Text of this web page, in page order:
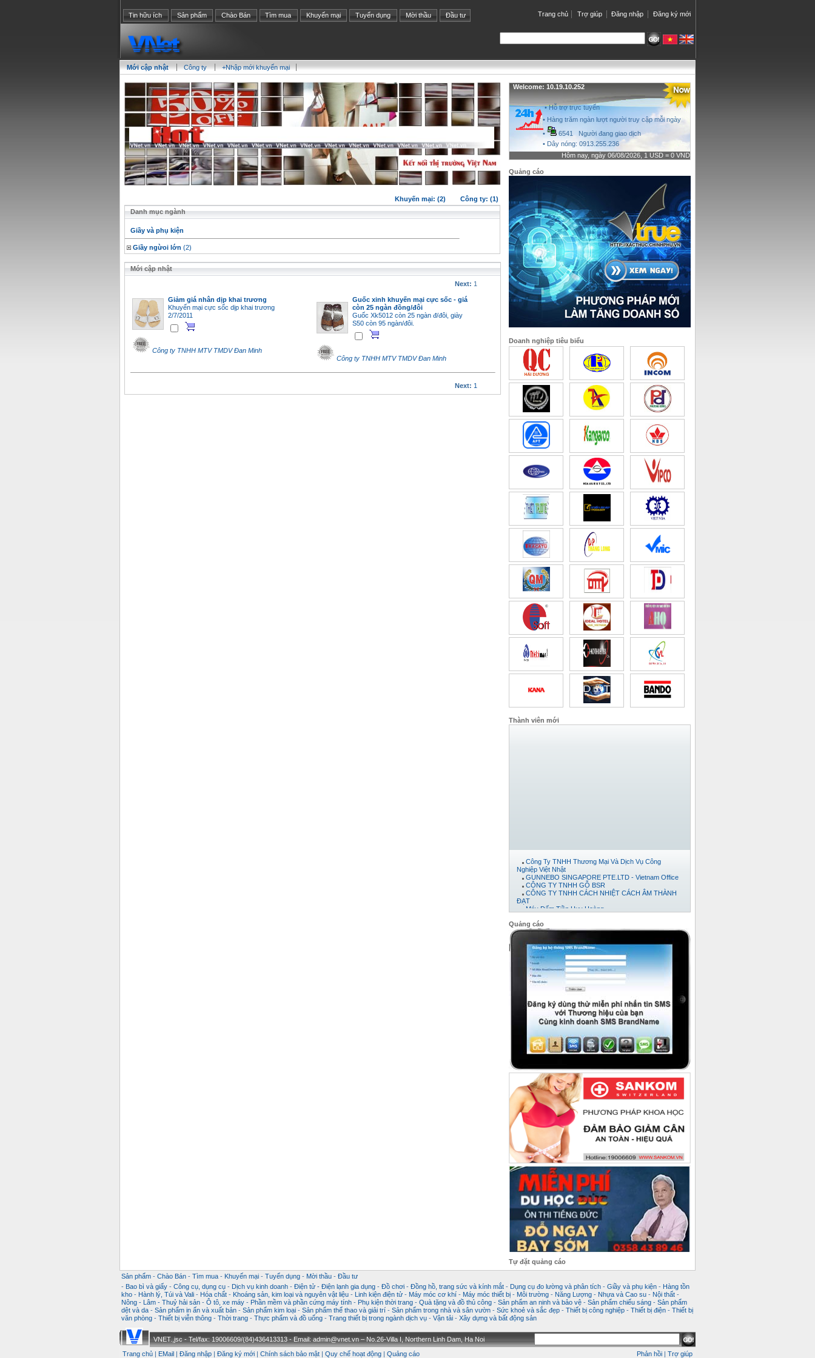
Trang chủ Trợ giúp Đăng nhập Đăng ký mới
Tin hữu ích Sản phẩm Chào Bán Tìm mua Khuyến mại Tuyển dụng Mời thầu Đầu tư
Mới cập nhật Công ty +Nhập mới khuyến mại
Khuyến mại: (2)
Công ty: (1)
Danh mục ngành
Giầy và phụ kiện
Giầy ngừoi lớn (2)
Mới cập nhật
Next: 1
Giảm giá nhân dịp khai trương
Khuyến mại cực sốc dịp khai trương
2/7/2011
Công ty TNHH MTV TMDV Đan Minh
Guốc xinh khuyến mại cực sốc - giá
còn 25 ngàn đồng/đôi
Guốc Xk5012 còn 25 ngàn đ/đôi, giày
S50 còn 95 ngàn/đôi.
Công ty TNHH MTV TMDV Đan Minh
Next: 1
Welcome: 10.19.10.252
• Hỗ trợ trực tuyến
• Hàng trăm ngàn lượt người truy cập mỗi ngày
•
6541 Người đang giao dịch
• Dây nóng: 0913.255.236
Hôm nay, ngày 06/08/2026, 1 USD = 0 VND
Quảng cáo
Doanh nghiệp tiêu biểu
Thành viên mới
Công Ty TNHH Thương Mại Và Dịch Vụ Công
Nghiệp Việt Nhật
GUNNEBO SINGAPORE PTE.LTD - Vietnam Office
CÔNG TY TNHH GỖ BSR
CÔNG TY TNHH CÁCH NHIỆT CÁCH ÂM THÀNH
ĐẠT
Máy Đếm Tiền Huy Hoàng
Công ty cổ phần thương mại và phát triển thép Việt
CTY TNHH TM-DV XUẤT NHẬP KHẨU TRÍ VIỆT.
CÔNG TY TNHH KỸ THUẬT TỰ ĐỘNG HƯNG
CÔNG TY TNHH NỘI THẤT ĐỒNG GIA PHÁT
Công ty TNHH Xuất Nhập Khẩu TH Tân Viễn Đông
Công Ty TNHH Pusico Việt Nam
Công Ty Cổ Phần Công Nghệ Intersys Toàn Cầu
công ty tnhh thương mai dịch vụ kỷ thuật thái anh tài
CÔNG TY TNHH XNK TMDV NGÔI SAO VIỆT
Công Ty TNHH Khoa Học Xanh
Công ty TNHH XNK Quỳnh Thiên Phát
Công ty Cổ phần Kỹ thuật Ý Tưởng
Công Ty TNHH Phát Triển Dự Án Song Nam
CÔNG TY CỔ PHẦN BÊ TÔNG NHẸ ĐÀ NẴNG
Công ty Cổ Phần Bình Vinh
Quảng cáo
Tự đặt quảng cáo
Sản phẩm - Chào Bán - Tìm mua - Khuyến mại - Tuyển dụng - Mời thầu - Đầu tư
- Bao bì và giấy - Công cụ, dụng cụ - Dịch vụ kinh doanh - Điện tử - Điện lạnh gia dụng - Đồ chơi - Đồng hồ, trang sức và kính mắt - Dụng cụ đo lường và phân tích - Giầy và phụ kiện - Hàng tồn
kho - Hành lý, Túi và Vali - Hóa chất - Khoáng sản, kim loại và nguyên vật liệu - Linh kiện điện tử - Máy móc cơ khí - Máy móc thiết bị - Môi trường - Năng Lượng - Nhựa và Cao su - Nội thất -
Nông - Lâm - Thuỷ hải sản - Ô tô, xe máy - Phần mềm và phần cứng máy tính - Phụ kiện thời trang - Quà tặng và đồ thủ công - Sản phẩm an ninh và bảo vệ - Sản phẩm chiếu sáng - Sản phẩm
dệt và da - Sản phẩm in ấn và xuất bản - Sản phẩm kim loại - Sản phẩm thể thao và giải trí - Sản phẩm trong nhà và sân vườn - Sức khoẻ và sắc đẹp - Thiết bị công nghiệp - Thiết bị điện - Thiết bị
văn phòng - Thiết bị viễn thông - Thời trang - Thực phẩm và đồ uống - Trang thiết bị trong ngành dịch vụ - Vận tải - Xây dựng và bất động sản
VNET.,jsc - Tel/fax: 19006609/(84)436413313 - Email: admin@vnet.vn – No.26-Villa I, Northern Linh Dam, Ha Noi
Trang chủ
EMail Đăng nhập Đăng ký mới Chính sách bảo mật Quy chế hoạt động Quảng cáo Phản hồi Trợ giúp